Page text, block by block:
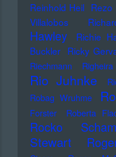
Reinhold Heil Rezo
Villalobos
Hawley
Richie
Buckler
Ricky
Riechmann Righeira
Rio Juhnke
Robag Wruhme
Forster
Roberta
Rocko
Stewart